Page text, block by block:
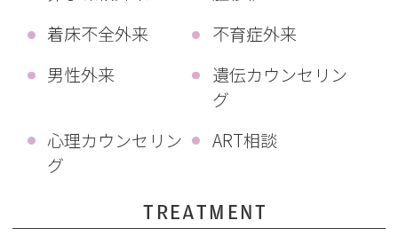
着床不全外来
不育症外来
男性外来
遺伝カウンセリン
グ
心理カウンセリン
グ
ART相談
TREATMENT